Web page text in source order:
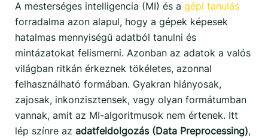
A mesterséges intelligencia (MI) és a gépi tanulás
forradalma azon alapul, hogy a gépek képesek
hatalmas mennyiségű adatból tanulni és
mintázatokat felismerni. Azonban az adatok a valós
világban ritkán érkeznek tökéletes, azonnal
felhasználható formában. Gyakran hiányosak,
zajosak, inkonzisztensek, vagy olyan formátumban
vannak, amit az MI-algoritmusok nem értenek. Itt
lép színre az adatfeldolgozás (Data Preprocessing),